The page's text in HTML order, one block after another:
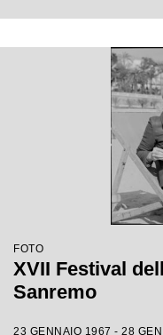
FOTO
XVII Festival
Sanremo
23 GENNAIO 1967 - 28